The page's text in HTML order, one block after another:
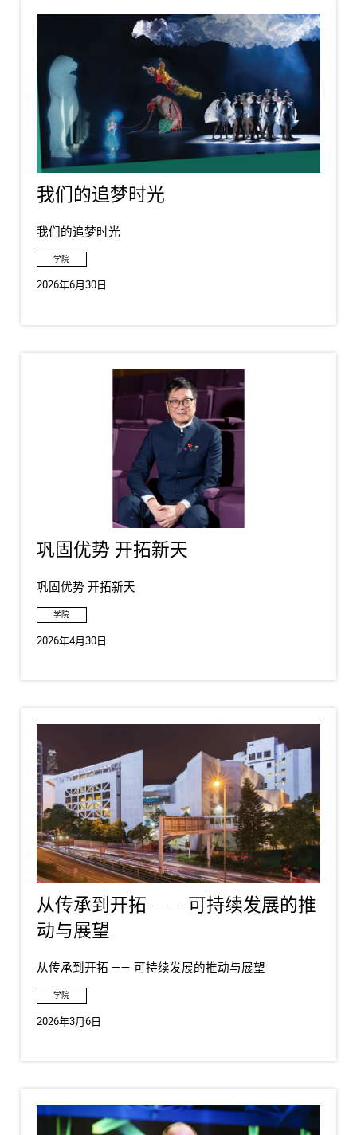
我们的追梦时光
我们的追梦时光
学院
2026年6月30日
巩固优势 开拓新天
巩固优势 开拓新天
学院
2026年4月30日
从传承到开拓 —— 可持续发展的推
动与展望
从传承到开拓 —— 可持续发展的推动与展望
学院
2026年3月6日